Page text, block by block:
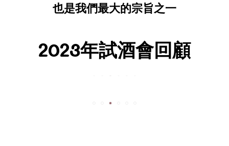
也是我們最大的宗旨之一
2023年試酒會回顧